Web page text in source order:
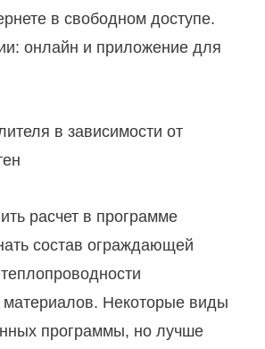
в свободном доступе.
онлайн и приложение для
в зависимости от
расчет в программе
состав ограждающей
материалов. Некоторые виды
программы, но лучше